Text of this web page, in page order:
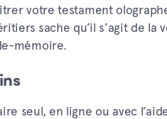
votre testament
sache qu’il s’agit de la
mémoire.
seul, en ligne ou avec